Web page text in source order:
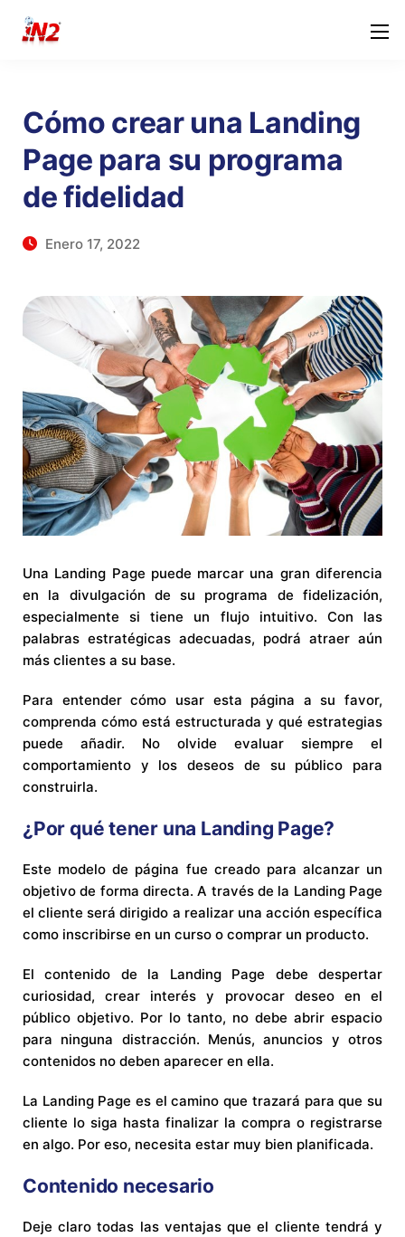
Cómo crear una Landing
Page para su programa
de fidelidad
Enero 17, 2022
Una Landing Page puede marcar una gran diferencia
en la divulgación de su programa de fidelización,
especialmente si tiene un flujo intuitivo. Con las
palabras estratégicas adecuadas, podrá atraer aún
más clientes a su base.
Para entender cómo usar esta página a su favor,
comprenda cómo está estructurada y qué estrategias
puede añadir. No olvide evaluar siempre el
comportamiento y los deseos de su público para
construirla.
¿Por qué tener una Landing Page?
Este modelo de página fue creado para alcanzar un
objetivo de forma directa. A través de la Landing Page
el cliente será dirigido a realizar una acción específica
como inscribirse en un curso o comprar un producto.
El contenido de la Landing Page debe despertar
curiosidad, crear interés y provocar deseo en el
público objetivo. Por lo tanto, no debe abrir espacio
para ninguna distracción. Menús, anuncios y otros
contenidos no deben aparecer en ella.
La Landing Page es el camino que trazará para que su
cliente lo siga hasta finalizar la compra o registrarse
en algo. Por eso, necesita estar muy bien planificada.
Contenido necesario
Deje claro todas las ventajas que el cliente tendrá y